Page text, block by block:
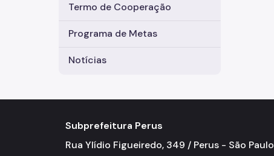
Termo de Cooperação
Programa de Metas
Notícias
Subprefeitura Perus
Rua Ylídio Figueiredo, 349 / Perus - São Paulo